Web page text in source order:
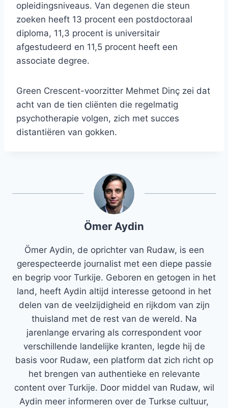
opleidingsniveaus. Van degenen die steun
zoeken heeft 13 procent een postdoctoraal
diploma, 11,3 procent is universitair
afgestudeerd en 11,5 procent heeft een
associate degree.
Green Crescent-voorzitter Mehmet Dinç zei dat
acht van de tien cliënten die regelmatig
psychotherapie volgen, zich met succes
distantiëren van gokken.
Ömer Aydin
Ömer Aydin, de oprichter van Rudaw, is een
gerespecteerde journalist met een diepe passie
en begrip voor Turkije. Geboren en getogen in het
land, heeft Aydin altijd interesse getoond in het
delen van de veelzijdigheid en rijkdom van zijn
thuisland met de rest van de wereld. Na
jarenlange ervaring als correspondent voor
verschillende landelijke kranten, legde hij de
basis voor Rudaw, een platform dat zich richt op
het brengen van authentieke en relevante
content over Turkije. Door middel van Rudaw, wil
Aydin meer informeren over de Turkse cultuur,